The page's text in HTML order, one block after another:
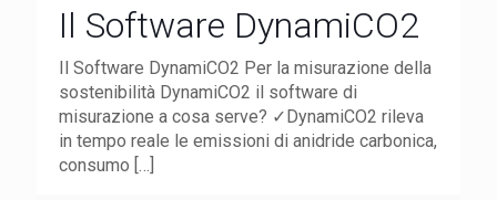
Il Software DynamiCO2
Il Software DynamiCO2 Per la misurazione della
sostenibilità DynamiCO2 il software di
misurazione a cosa serve? ✓DynamiCO2 rileva
in tempo reale le emissioni di anidride carbonica,
consumo […]